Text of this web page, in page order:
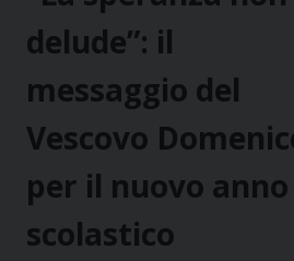
delude”: il
messaggio del
Vescovo
per il nuovo anno
scolastico